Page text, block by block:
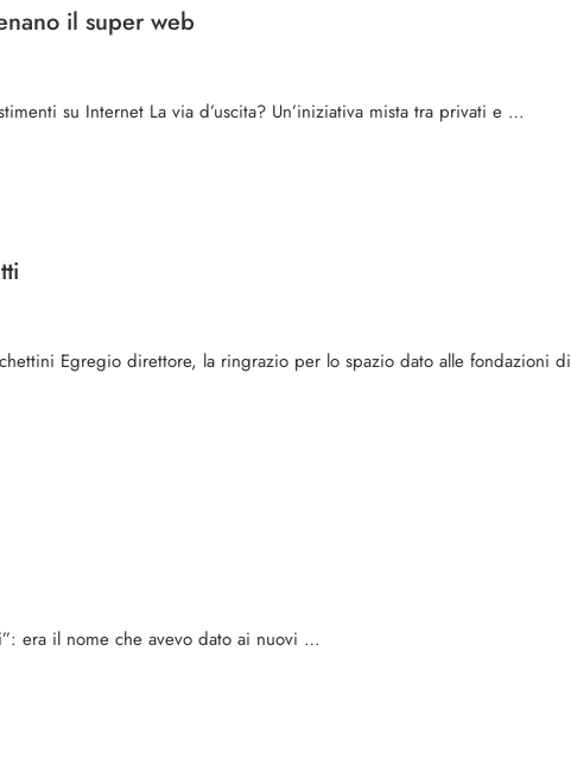
il super web
su Internet La via d’uscita? Un’iniziativa mista tra privati e …
Egregio direttore, la ringrazio per lo spazio dato alle fondazioni di
era il nome che avevo dato ai nuovi …